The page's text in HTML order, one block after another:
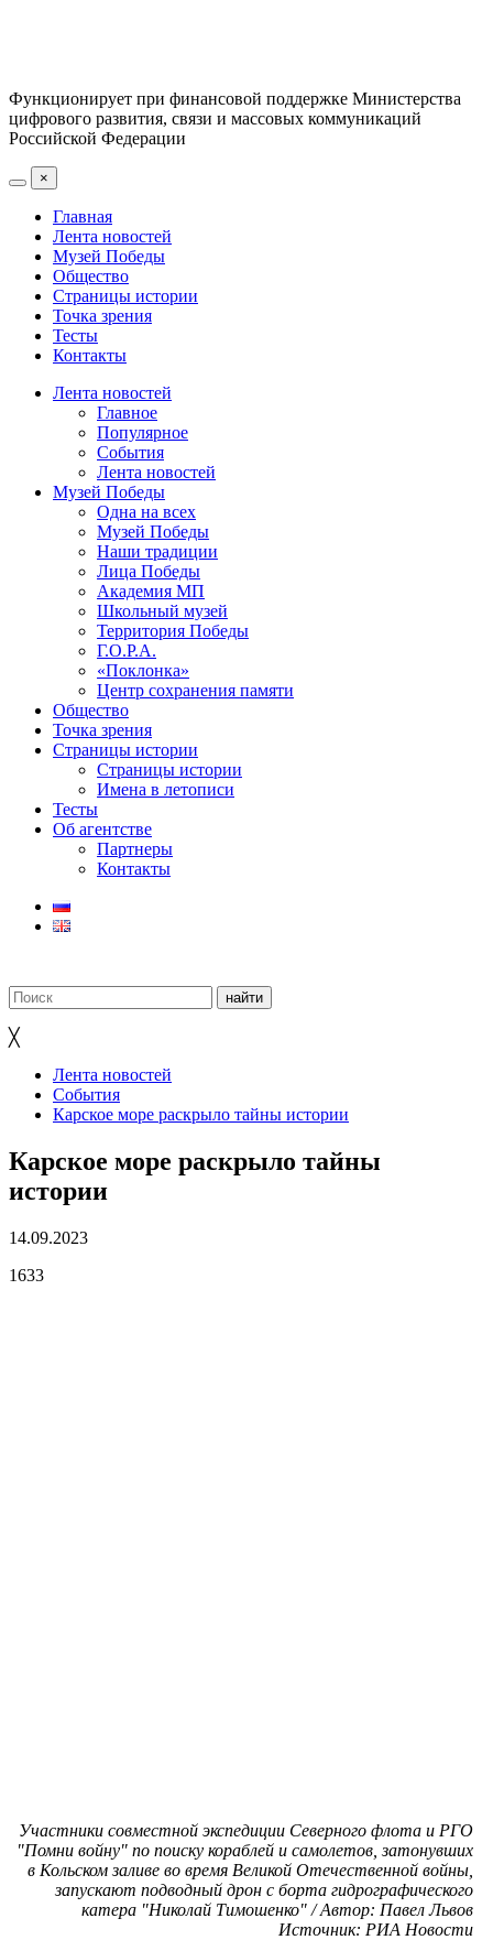
Функционирует при финансовой поддержке Министерства
цифрового развития, связи и массовых коммуникаций
Российской Федерации
×
Главная
Лента новостей
Музей Победы
Общество
Страницы истории
Точка зрения
Тесты
Контакты
Лента новостей
Главное
Популярное
События
Лента новостей
Музей Победы
Одна на всех
Музей Победы
Наши традиции
Лица Победы
Академия МП
Школьный музей
Территория Победы
Г.О.Р.А.
«Поклонка»
Центр сохранения памяти
Общество
Точка зрения
Страницы истории
Страницы истории
Имена в летописи
Тесты
Об агентстве
Партнеры
Контакты
╳
Лента новостей
События
Карское море раскрыло тайны истории
Карское море раскрыло тайны
истории
14.09.2023
1633
Участники совместной экспедиции Северного флота и РГО
"Помни войну" по поиску кораблей и самолетов, затонувших
в Кольском заливе во время Великой Отечественной войны,
запускают подводный дрон с борта гидрографического
катера "Николай Тимошенко" / Автор: Павел Львов
Источник: РИА Новости